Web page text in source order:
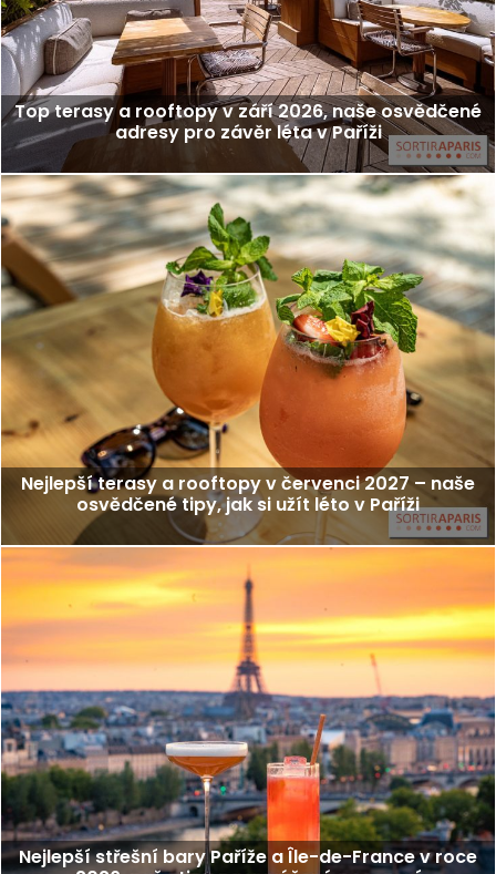
Top terasy a rooftopy v září 2026, naše osvědčené
adresy pro závěr léta v Paříži
Nejlepší terasy a rooftopy v červenci 2027 – naše
osvědčené tipy, jak si užít léto v Paříži
Nejlepší střešní bary Paříže a Île-de-France v roce